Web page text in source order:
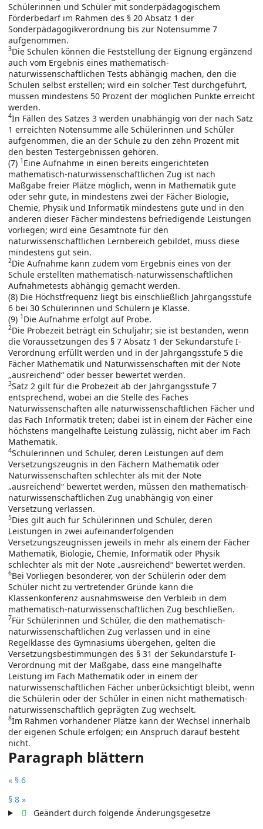
Schülerinnen und Schüler mit sonderpädagogischem
Förderbedarf im Rahmen des § 20 Absatz 1 der
Sonderpädagogikverordnung bis zur Notensumme 7
aufgenommen.
3Die Schulen können die Feststellung der Eignung ergänzend
auch vom Ergebnis eines mathematisch-
naturwissenschaftlichen Tests abhängig machen, den die
Schulen selbst erstellen; wird ein solcher Test durchgeführt,
müssen mindestens 50 Prozent der möglichen Punkte erreicht
werden.
4In Fällen des Satzes 3 werden unabhängig von der nach Satz
1 erreichten Notensumme alle Schülerinnen und Schüler
aufgenommen, die an der Schule zu den zehn Prozent mit
den besten Testergebnissen gehören.
(7) 1 Eine Aufnahme in einen bereits eingerichteten
mathematisch-naturwissenschaftlichen Zug ist nach
Maßgabe freier Plätze möglich, wenn in Mathematik gute
oder sehr gute, in mindestens zwei der Fächer Biologie,
Chemie, Physik und Informatik mindestens gute und in den
anderen dieser Fächer mindestens befriedigende Leistungen
vorliegen; wird eine Gesamtnote für den
naturwissenschaftlichen Lernbereich gebildet, muss diese
mindestens gut sein.
2Die Aufnahme kann zudem vom Ergebnis eines von der
Schule erstellten mathematisch-naturwissenschaftlichen
Aufnahmetests abhängig gemacht werden.
(8) Die Höchstfrequenz liegt bis einschließlich Jahrgangsstufe
6 bei 30 Schülerinnen und Schülern je Klasse.
(9) 1 Die Aufnahme erfolgt auf Probe.
2Die Probezeit beträgt ein Schuljahr; sie ist bestanden, wenn
die Voraussetzungen des § 7 Absatz 1 der Sekundarstufe I-
Verordnung erfüllt werden und in der Jahrgangsstufe 5 die
Fächer Mathematik und Naturwissenschaften mit der Note
„ausreichend“ oder besser bewertet werden.
3Satz 2 gilt für die Probezeit ab der Jahrgangsstufe 7
entsprechend, wobei an die Stelle des Faches
Naturwissenschaften alle naturwissenschaftlichen Fächer und
das Fach Informatik treten; dabei ist in einem der Fächer eine
höchstens mangelhafte Leistung zulässig, nicht aber im Fach
Mathematik.
4Schülerinnen und Schüler, deren Leistungen auf dem
Versetzungszeugnis in den Fächern Mathematik oder
Naturwissenschaften schlechter als mit der Note
„ausreichend“ bewertet werden, müssen den mathematisch-
naturwissenschaftlichen Zug unabhängig von einer
Versetzung verlassen.
5Dies gilt auch für Schülerinnen und Schüler, deren
Leistungen in zwei aufeinanderfolgenden
Versetzungszeugnissen jeweils in mehr als einem der Fächer
Mathematik, Biologie, Chemie, Informatik oder Physik
schlechter als mit der Note „ausreichend“ bewertet werden.
6Bei Vorliegen besonderer, von der Schülerin oder dem
Schüler nicht zu vertretender Gründe kann die
Klassenkonferenz ausnahmsweise den Verbleib in dem
mathematisch-naturwissenschaftlichen Zug beschließen.
7Für Schülerinnen und Schüler, die den mathematisch-
naturwissenschaftlichen Zug verlassen und in eine
Regelklasse des Gymnasiums übergehen, gelten die
Versetzungsbestimmungen des § 31 der Sekundarstufe I-
Verordnung mit der Maßgabe, dass eine mangelhafte
Leistung im Fach Mathematik oder in einem der
naturwissenschaftlichen Fächer unberücksichtigt bleibt, wenn
die Schülerin oder der Schüler in einen nicht mathematisch-
naturwissenschaftlich geprägten Zug wechselt.
8Im Rahmen vorhandener Plätze kann der Wechsel innerhalb
der eigenen Schule erfolgen; ein Anspruch darauf besteht
nicht.
Paragraph blättern
« § 6
§ 8 »
Geändert durch folgende Änderungsgesetze